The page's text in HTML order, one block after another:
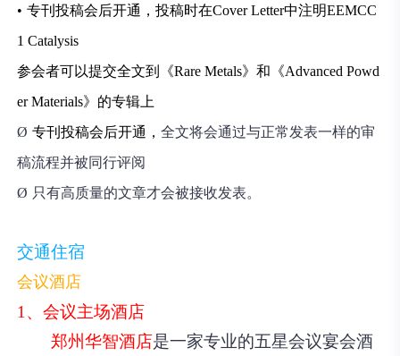
• 专刊投稿会后开通，投稿时在Cover Letter中注明EEMCC
1 Catalysis
参会者可以提交全文到《Rare Metals》和《Advanced Powd
er Materials》的专辑上
Ø 专刊投稿会后开通，全文将会通过与正常发表一样的审
稿流程并被同行评阅
Ø 只有高质量的文章才会被接收发表。
交通住宿
会议酒店
1、会议主场酒店
郑州华智酒店是一家专业的五星会议宴会酒